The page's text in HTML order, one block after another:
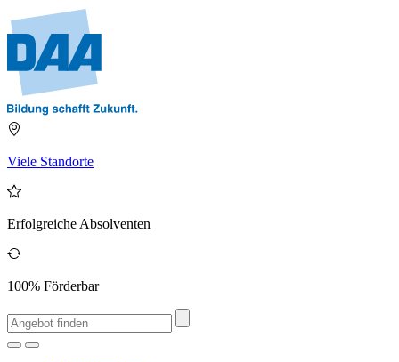
Viele Standorte
Erfolgreiche Absolventen
100% Förderbar